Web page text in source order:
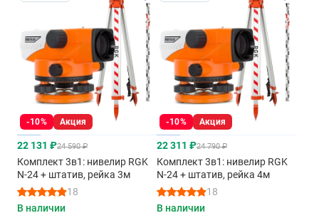
-10% Акция
22 131 ₽24 590 ₽
Комплект 3в1: нивелир RGK
N-24 + штатив, рейка 3м
18
В наличии
-10% Акция
22 311 ₽24 790 ₽
Комплект 3в1: нивелир RGK
N-24 + штатив, рейка 4м
18
В наличии